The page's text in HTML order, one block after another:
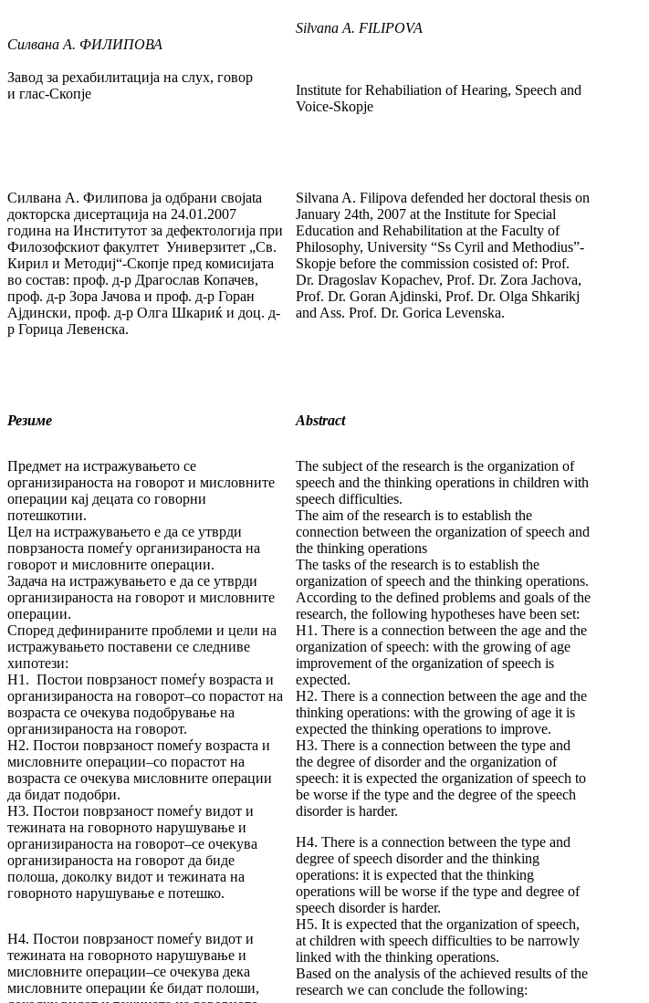
Силвана А. ФИЛИПОВА
Завод за рехабилитација на слух, говор
и глас-Скопје
Silvana A. FILIPOVA
Institute for Rehabiliation of Hearing, Speech and
Voice-Skopje
Силвана А. Филипова ja одбрани својata
докторска дисертација на 24.01.2007
година на Институтот за дефектологија при
Филозофскиот факултет Универзитет „Св.
Кирил и Методиј“-Скопје пред комисијата
во состав: проф. д-р Драгослав Копачев,
проф. д-р Зора Јачова и проф. д-р Горан
Ајдински, проф. д-р Олга Шкариќ и доц. д-
р Горица Левенска.
Silvana A. Filipova defended her doctoral thesis on
January 24th, 2007 at the Institute for Special
Education and Rehabilitation at the Faculty of
Philosophy, University “Ss Cyril and Methodius”-
Skopje before the commission cosisted of: Prof.
Dr. Dragoslav Kopachev, Prof. Dr. Zora Jachova,
Prof. Dr. Goran Ajdinski, Prof. Dr. Olga Shkarikj
and Ass. Prof. Dr. Gorica Levenska.
Резиме Abstract
Предмет на истражувањето се
организираноста на говорот и мисловните
операции кај децата со говорни
потешкотии.
Цел на истражувањето е да се утврди
поврзаноста помеѓу организираноста на
говорот и мисловните операции.
Задача на истражувањето е да се утврди
организираноста на говорот и мисловните
операции.
Според дефинираните проблеми и цели на
истражувањето поставени се следниве
хипотези:
H1. Постои поврзаност помеѓу возраста и
организираноста на говорот–со порастот на
возраста се очекува подобрување на
организираноста на говорот.
H2. Постои поврзаност помеѓу возраста и
мисловните операции–со порастот на
возраста се очекува мисловните операции
да бидат подобри.
H3. Постои поврзаност помеѓу видот и
тежината на говорното нарушување и
организираноста на говорот–се очекува
организираноста на говорот да биде
полоша, доколку видот и тежината на
говорното нарушување е потешко.
The subject of the research is the organization of
speech and the thinking operations in children with
speech difficulties.
The aim of the research is to establish the
connection between the organization of speech and
the thinking operations
The tasks of the research is to establish the
organization of speech and the thinking operations.
According to the defined problems and goals of the
research, the following hypotheses have been set:
H1. There is a connection between the age and the
organization of speech: with the growing of age
improvement of the organization of speech is
expected.
H2. There is a connection between the age and the
thinking operations: with the growing of age it is
expected the thinking operations to improve.
H3. There is a connection between the type and
the degree of disorder and the organization of
speech: it is expected the organization of speech to
be worse if the type and the degree of the speech
disorder is harder.
H4. There is a connection between the type and
degree of speech disorder and the thinking
operations: it is expected that the thinking
operations will be worse if the type and degree of
speech disorder is harder.
H5. It is expected that the organization of speech,
at children with speech difficulties to be narrowly
linked with the thinking operations.
Based on the analysis of the achieved results of the
research we can conclude the following:
H4. Постои поврзаност помеѓу видот и
тежината на говорното нарушување и
мисловните операции–се очекува дека
мисловните операции ќе бидат полоши,